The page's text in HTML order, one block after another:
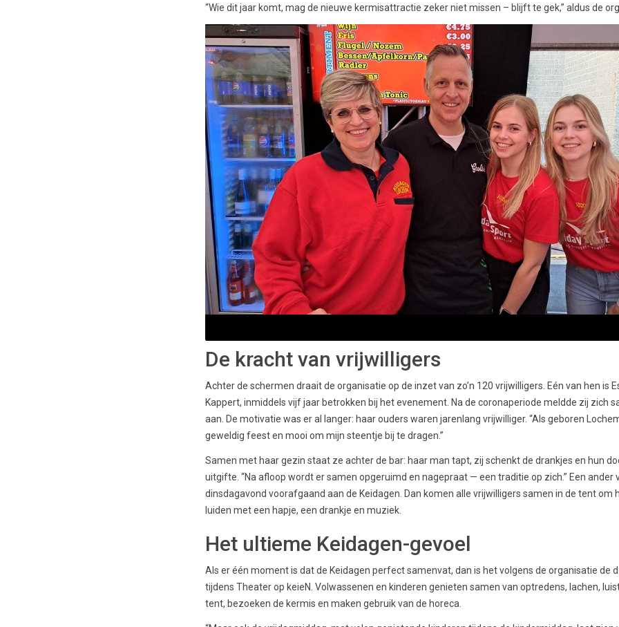
“Wie dit jaar komt, mag de nieuwe kermisattractie zeker niet missen – blijft te gek,” aldus de
De kracht van vrijwilligers
Achter de schermen draait de organisatie op de inzet van zo’n 120 vrijwilligers. Eén van hen is
Kappert, inmiddels vijf jaar betrokken bij het evenement. Na de coronaperiode meldde zij zich
aan. De motivatie was er al langer: haar ouders waren jarenlang vrijwilliger. “Als geboren
geweldig feest en mooi om mijn steentje bij te dragen.”
Samen met haar gezin staat ze achter de bar: haar man tapt, zij schenkt de drankjes en hun
uitgifte. “Na afloop wordt er samen opgeruimd en nagepraat — een traditie op zich.” Een ander
dinsdagavond voorafgaand aan de Keidagen. Dan komen alle vrijwilligers samen in de tent om
luiden met een hapje, een drankje en muziek.
Het ultieme Keidagen-gevoel
Als er één moment is dat de Keidagen perfect samenvat, dan is het volgens de organisatie de
tijdens Theater op keieN. Volwassenen en kinderen genieten samen van optredens, lachen,
tent, bezoeken de kermis en maken gebruik van de horeca.